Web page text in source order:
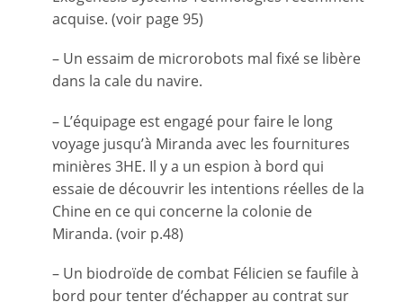
acquise. (voir page 95)
– Un essaim de microrobots mal fixé se libère
dans la cale du navire.
– L’équipage est engagé pour faire le long
voyage jusqu’à Miranda avec les fournitures
minières 3HE. Il y a un espion à bord qui
essaie de découvrir les intentions réelles de la
Chine en ce qui concerne la colonie de
Miranda. (voir p.48)
– Un biodroïde de combat Félicien se faufile à
bord pour tenter d’échapper au contrat sur